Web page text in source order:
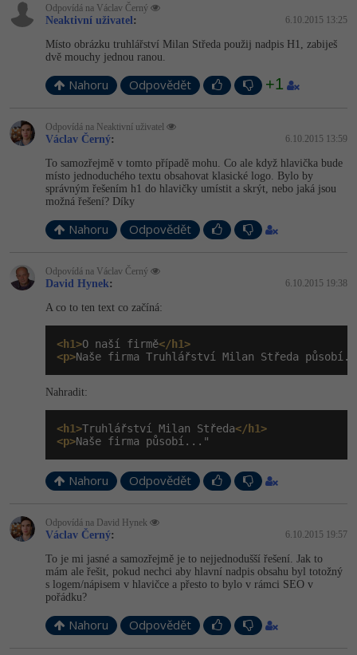
Odpovídá na Václav Černý
Neaktivní uživatel : 6.10.2015 13:25
Místo obrázku truhlářství Milan Středa použij nadpis H1, zabiješ
dvě mouchy jednou ranou.
Nahoru Odpovědět +1
Odpovídá na Neaktivní uživatel
Václav Černý: 6.10.2015 13:59
To samozřejmě v tomto případě mohu. Co ale když hlavička bude
místo jednoduchého textu obsahovat klasické logo. Bylo by
správným řešením h1 do hlavičky umístit a skrýt, nebo jaká jsou
možná řešení? Díky
Nahoru Odpovědět
Odpovídá na Václav Černý
David Hynek: 6.10.2015 19:38
A co to ten text co začíná:
<h1>O naší firmě</h1>
<p>Naše firma Truhlářství Milan Středa
Nahradit:
<h1>Truhlářství Milan Středa</h1>
<p>Naše firma působí..."
Nahoru Odpovědět
Odpovídá na David Hynek
Václav Černý: 6.10.2015 19:57
To je mi jasné a samozřejmě je to nejjednodušší řešení. Jak to
mám ale řešit, pokud nechci aby hlavní nadpis obsahu byl totožný
s logem/nápisem v hlavičce a přesto to bylo v rámci SEO v
pořádku?
Nahoru Odpovědět